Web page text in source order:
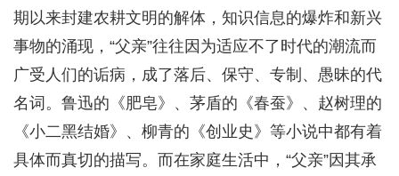
期以来封建农耕文明的解体，知识信息的爆炸和新兴
事物的涌现，“父亲”往往因为适应不了时代的潮流而
广受人们的诟病，成了落后、保守、专制、愚昧的代
名词。鲁迅的《肥皂》、茅盾的《春蚕》、赵树理的
《小二黑结婚》、柳青的《创业史》等小说中都有着
具体而真切的描写。而在家庭生活中，“父亲”因其承